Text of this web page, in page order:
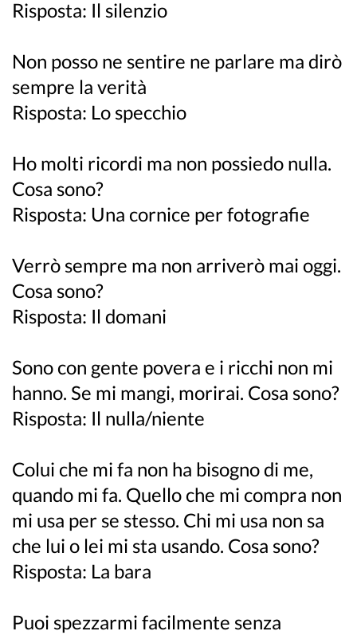
Risposta: Il silenzio
Non posso ne sentire ne parlare ma dirò
sempre la verità
Risposta: Lo specchio
Ho molti ricordi ma non possiedo nulla.
Cosa sono?
Risposta: Una cornice per fotografie
Verrò sempre ma non arriverò mai oggi.
Cosa sono?
Risposta: Il domani
Sono con gente povera e i ricchi non mi
hanno. Se mi mangi, morirai. Cosa sono?
Risposta: Il nulla/niente
Colui che mi fa non ha bisogno di me,
quando mi fa. Quello che mi compra non
mi usa per se stesso. Chi mi usa non sa
che lui o lei mi sta usando. Cosa sono?
Risposta: La bara
Puoi spezzarmi facilmente senza